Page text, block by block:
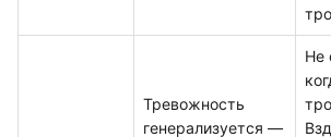
Тревожность
генерализуется —
Не